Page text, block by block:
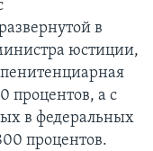
в
юстиции,
процентов, а с
в федеральных
процентов.